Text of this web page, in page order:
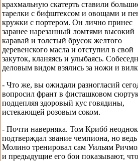
крахмальную скатерть ставили
тарелки с бифштексом и овощами и
кружки с портером. Он лично принес
заранее нарезанный ломтями высокий
каравай и толстый брусок желтого
деревенского масла и отступил в свой
закуток, кланяясь и улыбаясь.
деловым видом взялись за ножи и
- Что же, вы ожидали разногласий
вопросил франт в фисташковом
подцепляя здоровый кус говядины,
истекающей розовым соком.
- Почти наверняка. Том Крибб
подтверждал звание чемпиона, но ведь
Молино тренировал сам Уильям
и предыдущие его бои показывают, что